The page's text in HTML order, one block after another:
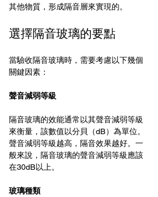
其他物質，形成隔音層來實現的。
選擇隔音玻璃的要點
當驗收隔音玻璃時，需要考慮以下幾個
關鍵因素：
聲音減弱等級
隔音玻璃的效能通常以其聲音減弱等級
來衡量，該數值以分貝（dB）為單位。
聲音減弱等級越高，隔音效果越好。一
般來說，隔音玻璃的聲音減弱等級應該
在30dB以上。
玻璃種類